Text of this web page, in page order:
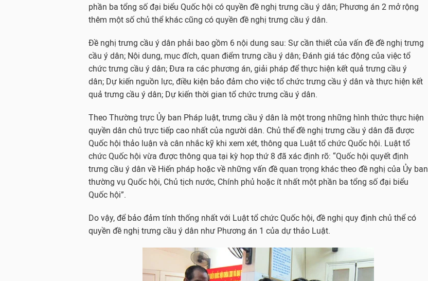
phần ba tổng số đại biểu Quốc hội có quyền đề nghị trưng cầu ý dân; Phương án 2 mở rộng
thêm một số chủ thể khác cũng có quyền đề nghị trưng cầu ý dân.
Đề nghị trưng cầu ý dân phải bao gồm 6 nội dung sau: Sự cần thiết của vấn đề đề nghị trưng
cầu ý dân; Nội dung, mục đích, quan điểm trưng cầu ý dân; Đánh giá tác động của việc tổ
chức trưng cầu ý dân; Đưa ra các phương án, giải pháp để thực hiện kết quả trưng cầu ý
dân; Dự kiến nguồn lực, điều kiện bảo đảm cho việc tổ chức trưng cầu ý dân và thực hiện kết
quả trưng cầu ý dân; Dự kiến thời gian tổ chức trưng cầu ý dân.
Theo Thường trực Ủy ban Pháp luật, trưng cầu ý dân là một trong những hình thức thực hiện
quyền dân chủ trực tiếp cao nhất của người dân. Chủ thể đề nghị trưng cầu ý dân đã được
Quốc hội thảo luận và cân nhắc kỹ khi xem xét, thông qua Luật tổ chức Quốc hội. Luật tổ
chức Quốc hội vừa được thông qua tại kỳ họp thứ 8 đã xác định rõ: “Quốc hội quyết định
trưng cầu ý dân về Hiến pháp hoặc về những vấn đề quan trọng khác theo đề nghị của Ủy ban
thường vụ Quốc hội, Chủ tịch nước, Chính phủ hoặc ít nhất một phần ba tổng số đại biểu
Quốc hội”.
Do vậy, để bảo đảm tính thống nhất với Luật tổ chức Quốc hội, đề nghị quy định chủ thể có
quyền đề nghị trưng cầu ý dân như Phương án 1 của dự thảo Luật.